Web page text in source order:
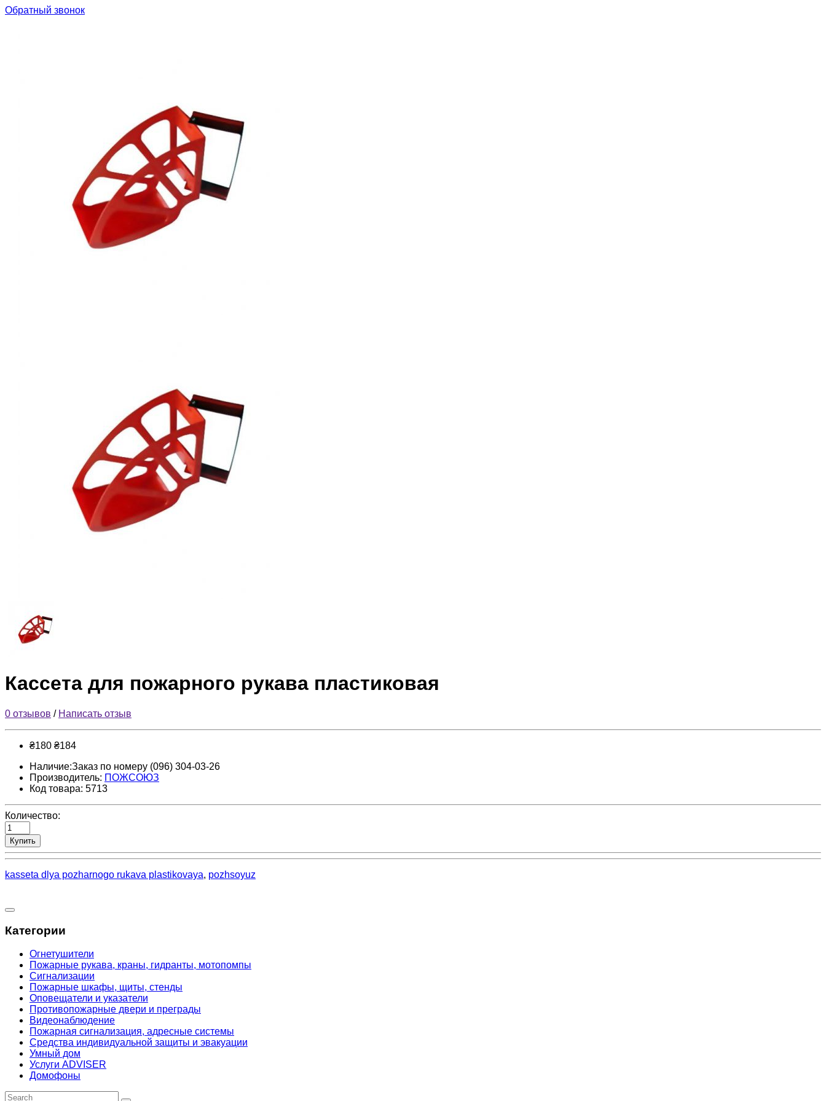
Обратный звонок
Кассета для пожарного рукава пластиковая
0 отзывов / Написать отзыв
₴180 ₴184
Наличие:Заказ по номеру (096) 304-03-26
Производитель: ПОЖСОЮЗ
Код товара: 5713
Количество:
Купить
kasseta dlya pozharnogo rukava plastikovaya, pozhsoyuz
Категории
Огнетушители
Пожарные рукава, краны, гидранты, мотопомпы
Сигнализации
Пожарные шкафы, щиты, стенды
Оповещатели и указатели
Противопожарные двери и преграды
Видеонаблюдение
Пожарная сигнализация, адресные системы
Средства индивидуальной защиты и эвакуации
Умный дом
Услуги ADVISER
Домофоны